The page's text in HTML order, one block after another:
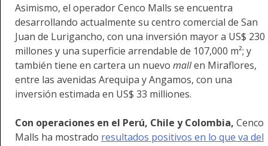
Asimismo, el operador Cenco Malls se encuentra
desarrollando actualmente su centro comercial de San
Juan de Lurigancho, con una inversión mayor a US$ 230
millones y una superficie arrendable de 107,000 m²; y
también tiene en cartera un nuevo mallen Miraflores,
entre las avenidas Arequipa y Angamos, con una
inversión estimada en US$ 33 milliones.
Con operaciones en el Perú, Chile y Colombia, Cenco
Malls ha mostrado resultados positivos en lo que va del